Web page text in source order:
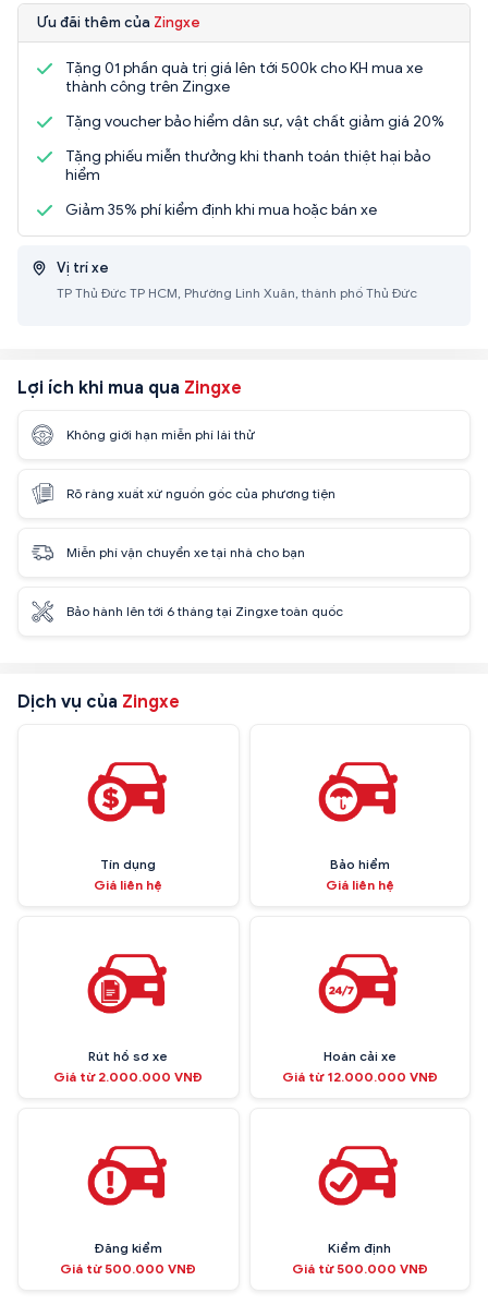
Ưu đãi thêm của Zingxe
Tặng 01 phần quà trị giá lên tới 500k cho KH mua xe
thành công trên Zingxe
Tặng voucher bảo hiểm dân sự, vật chất giảm giá 20%
Tặng phiếu miễn thưởng khi thanh toán thiệt hại bảo
hiểm
Giảm 35% phí kiểm định khi mua hoặc bán xe
Vị trí xe
TP Thủ Đức TP HCM, Phường Linh Xuân, thành phố Thủ Đức
Lợi ích khi mua qua Zingxe
Không giới hạn miễn phí lái thử
Rõ ràng xuất xứ nguồn gốc của phương tiện
Miễn phí vận chuyển xe tại nhà cho bạn
Bảo hành lên tới 6 tháng tại Zingxe toàn quốc
Dịch vụ của Zingxe
Tín dụng
Giá liên hệ
Bảo hiểm
Giá liên hệ
Rút hồ sơ xe
Giá từ 2.000.000 VNĐ
Hoán cải xe
Giá từ 12.000.000 VNĐ
Đăng kiểm
Giá từ 500.000 VNĐ
Kiểm định
Giá từ 500.000 VNĐ